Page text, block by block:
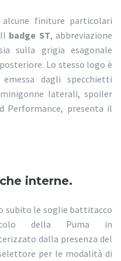
finiture particolari
badge ST, abbreviazione
sulla grigia esagonale
Lo stesso logo è
dagli specchietti
laterali, spoiler
Performance, presenta il
interne.
subito le soglie battitacco
della Puma in
dalla presenza del
per le modalità di